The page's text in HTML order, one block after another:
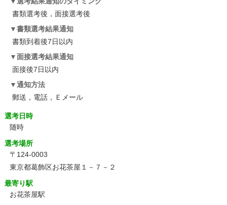
書類選考後，面接選考後
書類選考結果通知
書類到着後7日以内
面接選考結果通知
面接後7日以内
通知方法
郵送，電話，Ｅメール
選考日時
随時
選考場所
〒124-0003
東京都葛飾区お花茶屋１－７－２
最寄り駅
お花茶屋駅